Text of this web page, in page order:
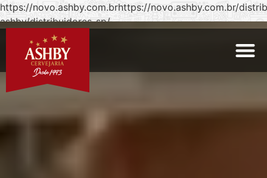
https://novo.ashby.com.brhttps://novo.ashby.com.br/
ashby/distribuidores-sp/